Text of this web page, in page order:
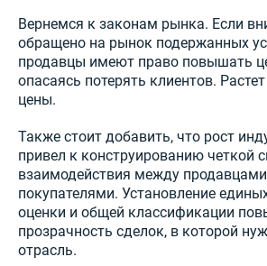
Вернемся к законам рынка. Если
обращено на рынок подержанных
продавцы имеют право повышать
опасаясь потерять клиентов.
цены.
Также стоит добавить, что рост
привел к конструированию четкой
взаимодействия между
покупателями. Установление
оценки и общей классификации
прозрачность сделок, в которой
отрасль.